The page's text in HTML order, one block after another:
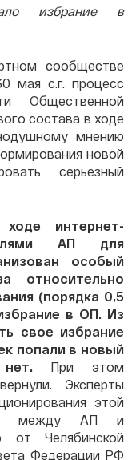
избрание в
сообществе
мая с.г. процесс
Общественной
состава в ходе
мнению
новой
серьезный
интернет-
АП для
особый
относительно
(порядка 0,5
в ОП. Из
свое избрание
попали в новый
При этом
Эксперты
этой
между АП и
от Челябинской
Федерации РФ